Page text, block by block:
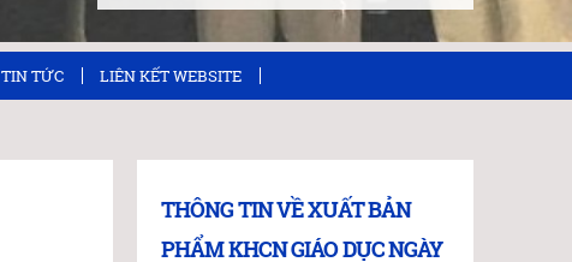
TIN TỨC LIÊN KẾT WEBSITE
THÔNG TIN VỀ XUẤT BẢN
PHẨM KHCN GIÁO DỤC NGÀY